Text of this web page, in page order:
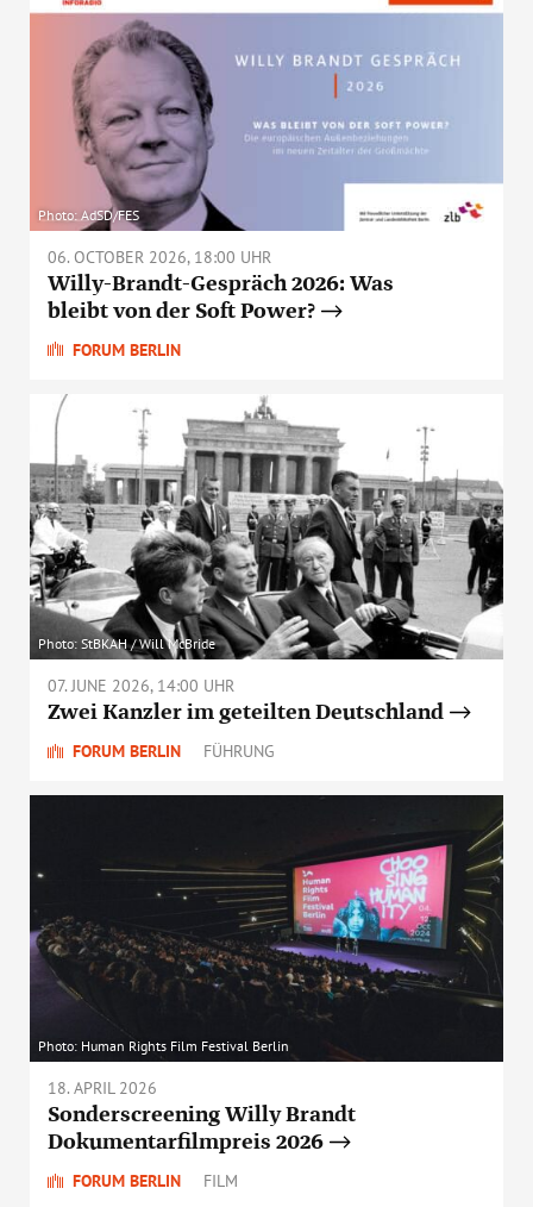
Photo: AdSD/FES
06. OCTOBER 2026, 18:00 UHR
Willy-Brandt-Gespräch 2026: Was
bleibt von der Soft Power?
FORUM BERLIN
Photo: StBKAH / Will McBride
07. JUNE 2026, 14:00 UHR
Zwei Kanzler im geteilten Deutschland
FORUM BERLIN FÜHRUNG
Photo: Human Rights Film Festival Berlin
18. APRIL 2026
Sonderscreening Willy Brandt
Dokumentarfilmpreis 2026
FORUM BERLIN FILM